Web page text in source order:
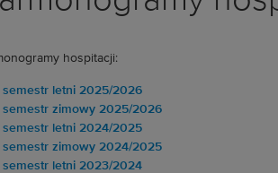
hospitacji:
semestr letni 2025/2026
semestr zimowy 2025/2026
semestr letni 2024/2025
semestr zimowy 2024/2025
semestr letni 2023/2024